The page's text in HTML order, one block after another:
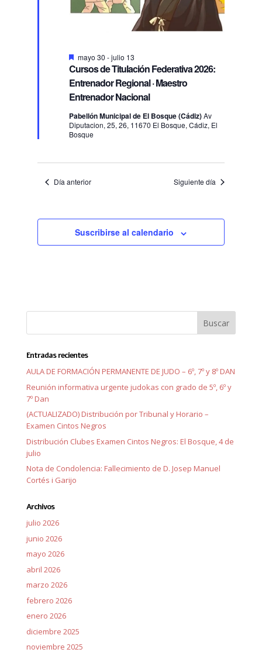
Cursos de Titulación Federativa 2026:
Entrenador Regional · Maestro
Entrenador Nacional
Destacado
mayo 30 -julio 13
Pabellón Municipal de El Bosque (Cádiz)Av
Diputacion, 25, 26, 11670 El Bosque, Cádiz, El
Bosque
Día anterior Siguiente día
Suscribirse al calendario
Entradas recientes
AULA DE FORMACIÓN PERMANENTE DE JUDO – 6º, 7º y 8º DAN
Reunión informativa urgente judokas con grado de 5º, 6º y
7º Dan
(ACTUALIZADO) Distribución por Tribunal y Horario –
Examen Cintos Negros
Distribución Clubes Examen Cintos Negros: El Bosque, 4 de
julio
Nota de Condolencia: Fallecimiento de D. Josep Manuel
Cortés i Garijo
Archivos
julio 2026
junio 2026
mayo 2026
abril 2026
marzo 2026
febrero 2026
enero 2026
diciembre 2025
noviembre 2025